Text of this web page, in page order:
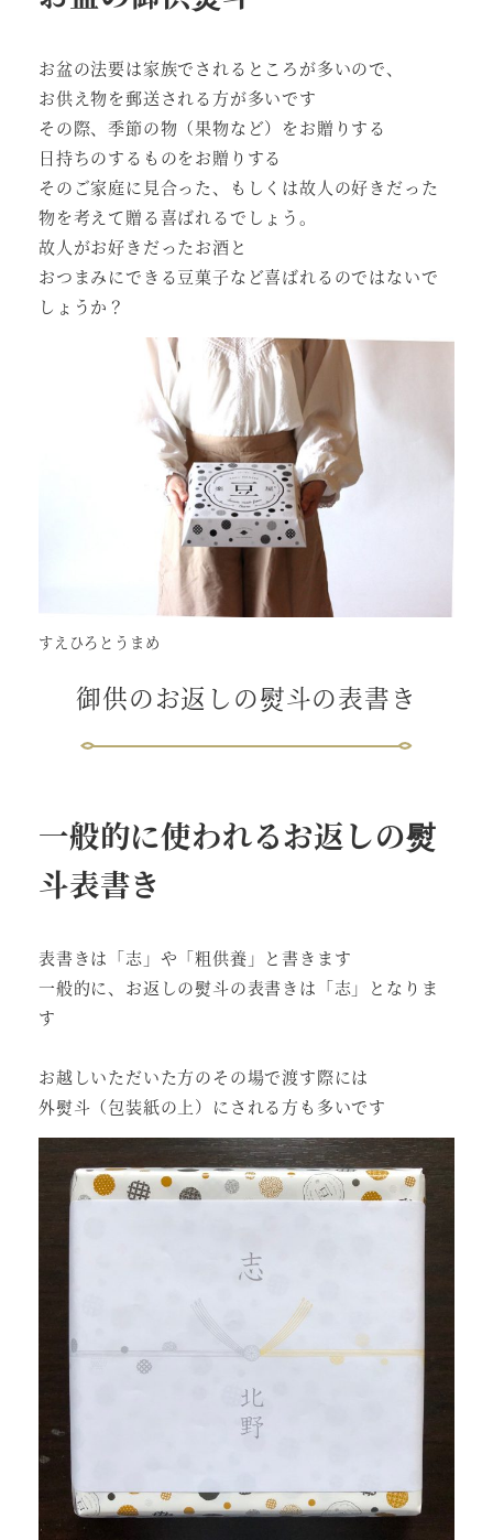
お盆の法要は家族でされるところが多いので、
お供え物を郵送される方が多いです
その際、季節の物（果物など）をお贈りする
日持ちのするものをお贈りする
そのご家庭に見合った、もしくは故人の好きだった
物を考えて贈る喜ばれるでしょう。
故人がお好きだったお酒と
おつまみにできる豆菓子など喜ばれるのではないで
しょうか？
すえひろとうまめ
御供のお返しの熨斗の表書き
一般的に使われるお返しの熨
斗表書き
表書きは「志」や「粗供養」と書きます
一般的に、お返しの熨斗の表書きは「志」となりま
す
お越しいただいた方のその場で渡す際には
外熨斗（包装紙の上）にされる方も多いです